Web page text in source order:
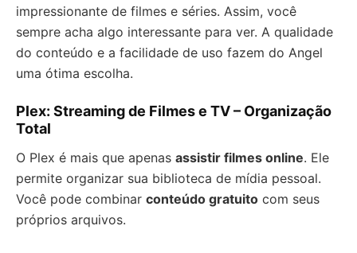
impressionante de filmes e séries. Assim, você
sempre acha algo interessante para ver. A qualidade
do conteúdo e a facilidade de uso fazem do Angel
uma ótima escolha.
Plex: Streaming de Filmes e TV – Organização
Total
O Plex é mais que apenas assistir filmes online. Ele
permite organizar sua biblioteca de mídia pessoal.
Você pode combinar conteúdo gratuito com seus
próprios arquivos.